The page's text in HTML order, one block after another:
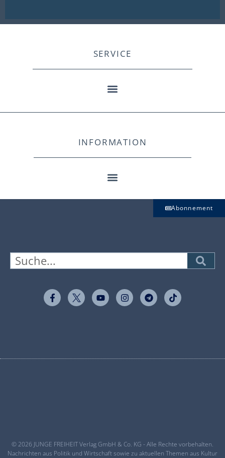
SERVICE
INFORMATION
Abonnement
© 2026 JUNGE FREIHEIT Verlag GmbH & Co. KG - Alle Rechte vorbehalten.
Nachrichten aus Politik und Wirtschaft sowie zu aktuellen Themen aus Kultur